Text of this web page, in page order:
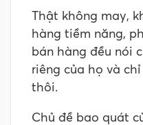
Thật không may,
hàng tiềm năng,
bán hàng đều nói
riêng của họ và
thôi.
Chủ đề bao quát